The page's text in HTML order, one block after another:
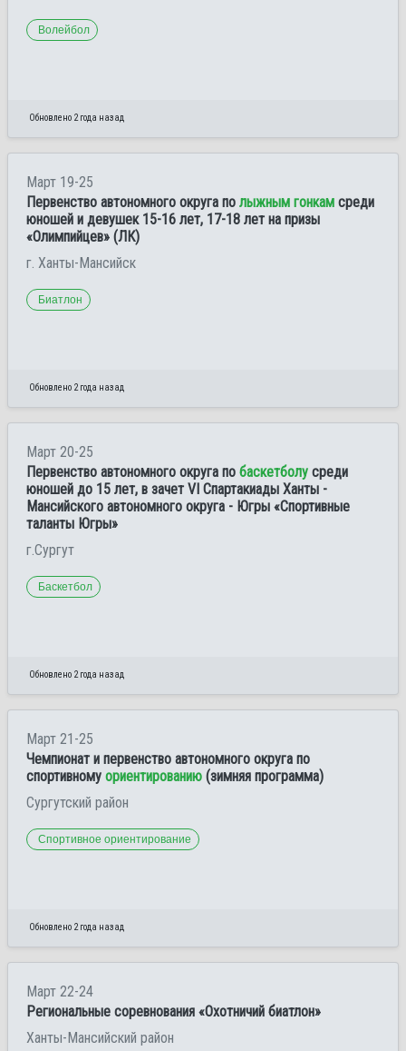
Волейбол
Обновлено 2 года назад
Март 19-25
Первенство автономного округа по лыжным гонкам среди
юношей и девушек 15-16 лет, 17-18 лет на призы
«Олимпийцев» (ЛК)
г. Ханты-Мансийск
Биатлон
Обновлено 2 года назад
Март 20-25
Первенство автономного округа по баскетболу среди
юношей до 15 лет, в зачет VI Спартакиады Ханты -
Мансийского автономного округа - Югры «Спортивные
таланты Югры»
г.Сургут
Баскетбол
Обновлено 2 года назад
Март 21-25
Чемпионат и первенство автономного округа по
спортивному ориентированию (зимняя программа)
Сургутский район
Спортивное ориентирование
Обновлено 2 года назад
Март 22-24
Региональные соревнования «Охотничий биатлон»
Ханты-Мансийский район